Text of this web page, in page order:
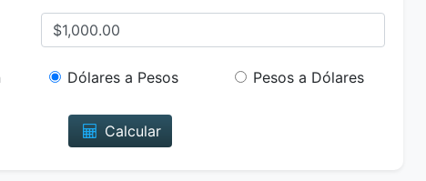
Dólares a Pesos Pesos a Dólares
Calcular